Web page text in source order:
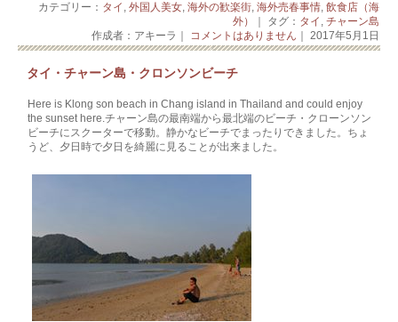
カテゴリー： タイ , 外国人美女, 海外の歓楽街, 海外売春事情, 飲食店（海
外）
｜ タグ： タイ , チャーン島
作成者：アキーラ｜ コメントはありません ｜ 2017年5月1日
タイ・チャーン島・クロンソンビーチ
Here is Klong son beach in Chang island in Thailand and could enjoy
the sunset here.チャーン島の最南端から最北端のビーチ・クローンソン
ビーチにスクーターで移動。静かなビーチでまったりできました。ちょ
うど、夕日時で夕日を綺麗に見ることが出来ました。